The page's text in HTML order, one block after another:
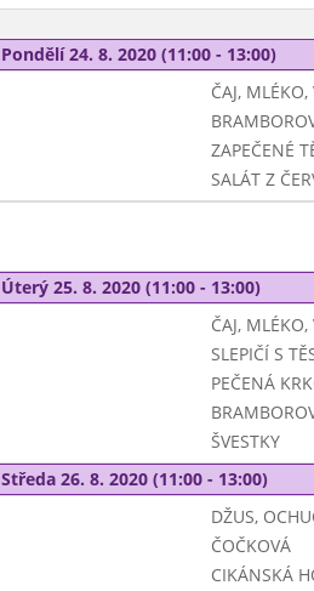
Pondělí 24. 8. 2020 (11:00 - 13:00)
ČAJ,
ZAPEČENÉ
SALÁT Z
Úterý 25. 8. 2020 (11:00 - 13:00)
ČAJ,
SLEPIČÍ S
PEČENÁ
ŠVESTKY
Středa 26. 8. 2020 (11:00 - 13:00)
DŽUS,
ČOČKOVÁ
CIKÁNSKÁ